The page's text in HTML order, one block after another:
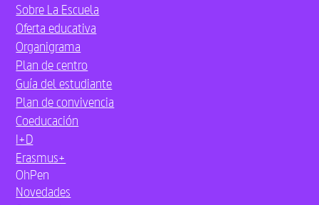
Sobre La Escuela
Oferta educativa
Organigrama
Plan de centro
Guía del estudiante
Plan de convivencia
Coeducación
I+D
Erasmus+
OhPen
Novedades